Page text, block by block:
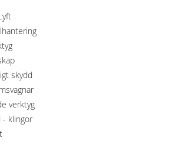
skydd
verktyg
- klingor